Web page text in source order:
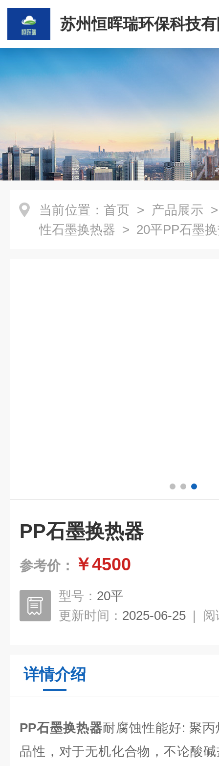
苏州恒晖瑞环保科技
当前位置： 首页 > 产品展示
性石墨换热器 > 20平PP石墨
PP石墨换热器
参考价： ￥4500
型号： 20平
更新时间： 2025-06-25 | 阅
详情介绍
PP石墨换热器耐腐蚀性能好: 聚
品性，对于无机化合物，不论酸